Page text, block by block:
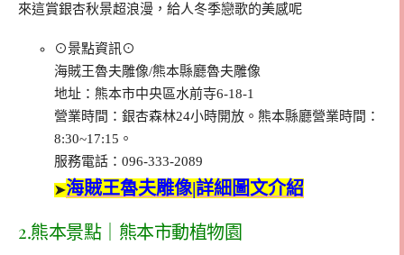
來這賞銀杏秋景超浪漫，給人冬季戀歌的美感呢
⊙景點資訊⊙
海賊王魯夫雕像/熊本縣廳魯夫雕像
地址：熊本市中央區水前寺6-18-1
營業時間：銀杏森林24小時開放。熊本縣廳營業時間：
8:30~17:15。
服務電話：096-333-2089
➤海賊王魯夫雕像|詳細圖文介紹
2.熊本景點｜熊本市動植物園